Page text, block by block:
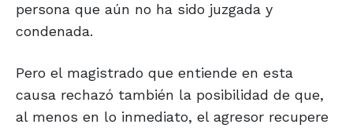
persona que aún no ha sido juzgada y
condenada.
Pero el magistrado que entiende en esta
causa rechazó también la posibilidad de que,
al menos en lo inmediato, el agresor recupere